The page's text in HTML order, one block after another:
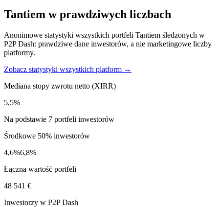
Tantiem w prawdziwych liczbach
Anonimowe statystyki wszystkich portfeli Tantiem śledzonych w
P2P Dash: prawdziwe dane inwestorów, a nie marketingowe liczby
platformy.
Zobacz statystyki wszystkich platform →
Mediana stopy zwrotu netto (XIRR)
5,5%
Na podstawie 7 portfeli inwestorów
Środkowe 50% inwestorów
4,6%6,8%
Łączna wartość portfeli
48 541 €
Inwestorzy w P2P Dash